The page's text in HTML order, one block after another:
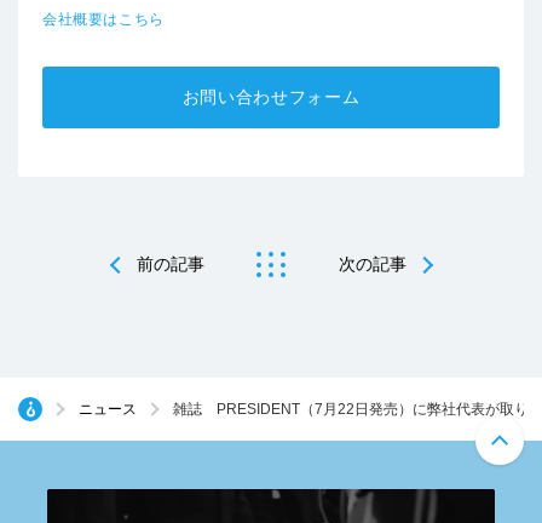
会社概要はこちら
お問い合わせフォーム
前の記事 次の記事
ニュース 雑誌 PRESIDENT（7月22日発売）に弊社代表が取り